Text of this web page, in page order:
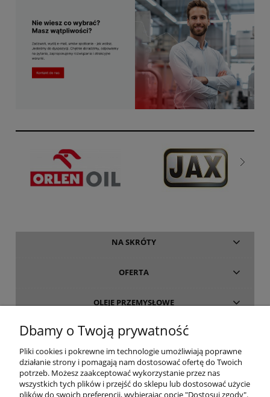
NA SKRÓTY
OFERTA
OLEJE PRZEMYSŁOWE
INFORMACJE
O FIRMIE
Dbamy o Twoją prywatność
Pliki cookies i pokrewne im technologie umożliwiają poprawne
działanie strony i pomagają nam dostosować ofertę do Twoich
potrzeb. Możesz zaakceptować wykorzystanie przez nas
wszystkich tych plików i przejść do sklepu lub dostosować użycie
plików do swoich preferencji, wybierając opcję "Dostosuj zgody".